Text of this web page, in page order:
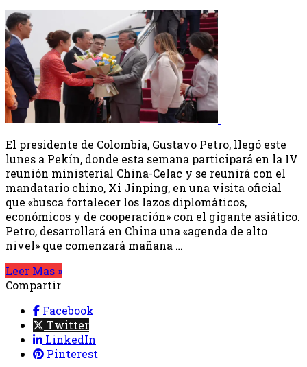
El presidente de Colombia, Gustavo Petro, llegó este
lunes a Pekín, donde esta semana participará en la IV
reunión ministerial China-Celac y se reunirá con el
mandatario chino, Xi Jinping, en una visita oficial
que «busca fortalecer los lazos diplomáticos,
económicos y de cooperación» con el gigante asiático.
Petro, desarrollará en China una «agenda de alto
nivel» que comenzará mañana …
Leer Mas »
Compartir
Facebook
Twitter
LinkedIn
Pinterest